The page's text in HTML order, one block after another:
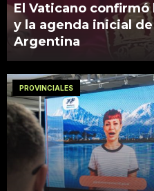
El Vaticano
y la agenda inicial
Argentina
PROVINCIALES